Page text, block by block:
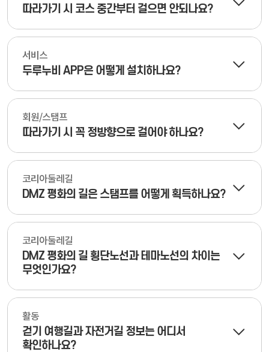
따라가기 시 코스 중간부터 걸으면 안되나요?
서비스
두루누비 APP은 어떻게 설치하나요?
회원/스탬프
따라가기 시 꼭 정방향으로 걸어야 하나요?
코리아둘레길
DMZ 평화의 길은 스탬프를 어떻게 획득하나요?
코리아둘레길
DMZ 평화의 길 횡단노선과 테마노선의 차이는
무엇인가요?
활동
걷기 여행길과 자전거길 정보는 어디서
확인하나요?